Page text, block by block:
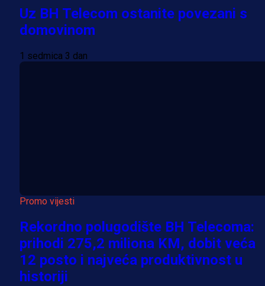
Uz BH Telecom ostanite povezani s
domovinom
1 sedmica 3 dan
Promo vijesti
Rekordno polugodište BH Telecoma:
prihodi 275,2 miliona KM, dobit veća
12 posto i najveća produktivnost u
historiji